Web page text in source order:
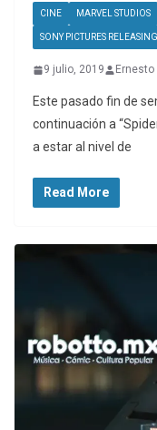
CINE MARVEL STUDIOS
SONY PICTURES RELEASING
9 julio, 2019 Ernesto
Este pasado fin de
continuación a
a estar al nivel de
Read More